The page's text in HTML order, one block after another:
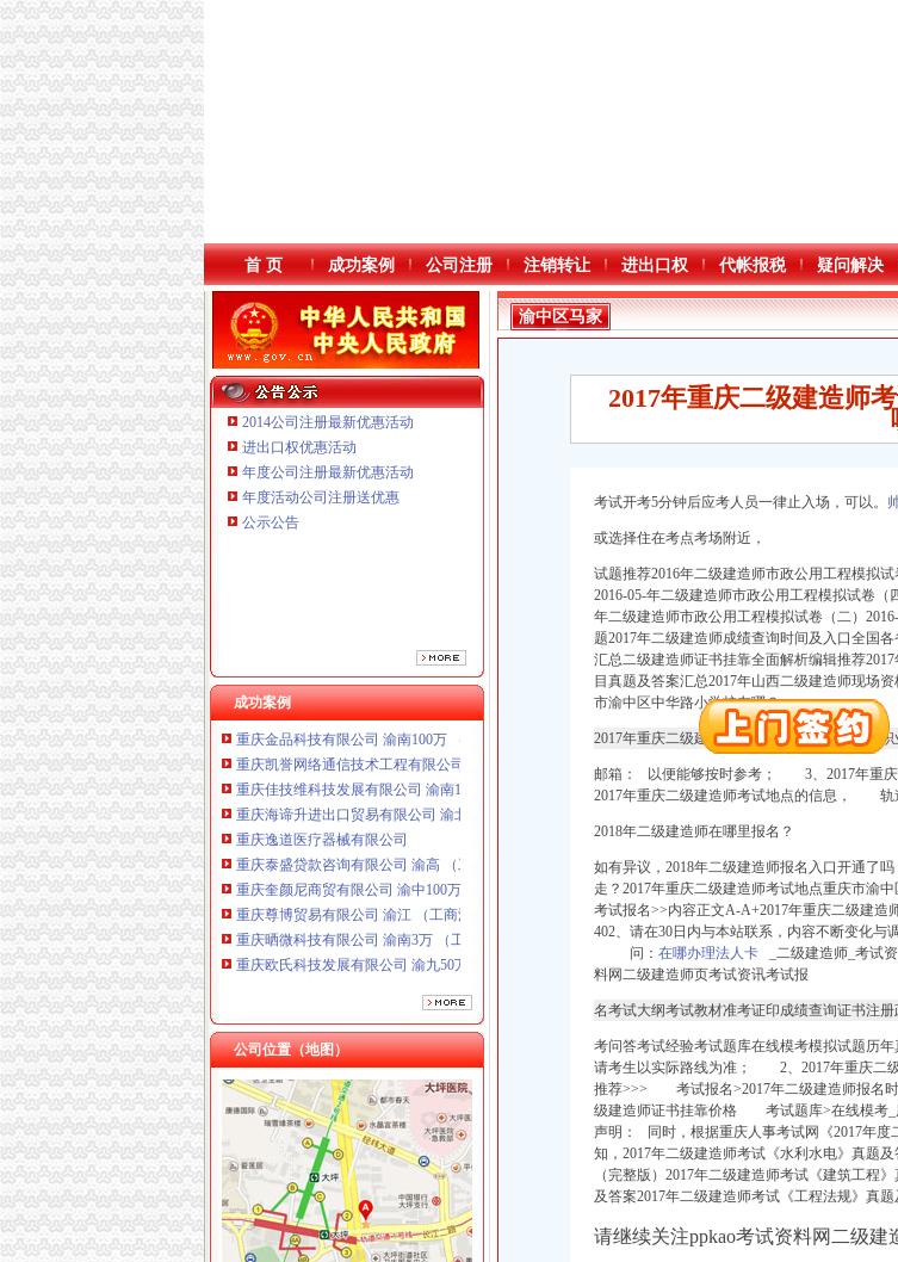
首 页 成功案例 公司注册 注销转让 进出口权 代帐报税 疑问解决
2014公司注册最新优惠活动
进出口权优惠活动
年度公司注册最新优惠活动
年度活动公司注册送优惠
公示公告
成功案例
重庆海谛升进出口贸易有限公司 渝北100万 （进出口权）
重庆欧氏科技发展有限公司 渝九50万 （进出口权）
重庆市明诚塑料制品有限责任公司 渝高100万 （进出口权）
重庆金品科技有限公司 渝南100万 （进出口权）
重庆凯誉网络通信技术工程有限公司 渝中300万 （工商变更）
重庆佳技维科技发展有限公司 渝南100万 （进出口权）
重庆海谛升进出口贸易有限公司 渝北100万 （进出口权）
重庆逸道医疗器械有限公司
重庆泰盛贷款咨询有限公司 渝高 （工商注册）
重庆奎颜尼商贸有限公司 渝中100万 （工商注册）
重庆尊博贸易有限公司 渝江 （工商注册）
重庆晒微科技有限公司 渝南3万 （工商注册）
重庆欧氏科技发展有限公司 渝九50万 （进出口权）
重庆市明诚塑料制品有限责任公司 渝高100万 （进出口权）
重庆凯誉网络通信技术工程有限公司 渝中300万 （工商变更）
重庆佳技维科技发展有限公司 渝南100万 （进出口权）
公司位置（地图）
渝中区马家堡
“电子眼交巡”在渝中区马家堡上岗一个月_第1页-七一网
渝中区马家堡小学2017招生范围,马家堡小学6月24日报名-小学教育-
重庆市渝中区马家堡副食经营部饮料批发部
渝中区马家
堡
2017年重庆二级建造师
考试开考5分钟后应考人员一律止入场，可以。
或选择住在考点考场附近，
试题推荐2016年二级建造师市政公用工程模拟
2016-05-年二级建造师市政公用工程模拟试卷（
年二级建造师市政公用工程模拟试卷（二）
题2017年二级建造师成绩查询时间及入口全国
汇总二级建造师证书挂靠全面解析编辑推荐
目真题及答案汇总2017年山西二级建造师现场
市渝中区中华路小学校在哪？
2017年重庆二级建造师考试地点重庆渝中高级职
邮箱： 以便能够按时参考； 3、2017年重庆
2017年重庆二级建造师考试地点的信息，
轨
2018年二级建造师在哪里报名？
如有异议，2018年二级建造师报名入口开通了
走？2017年重庆二级建造师考试地点重庆市渝
考试报名>>内容正文A-A+2017年重庆二级建造
402、请在30日内与本站联系， 内容不断变化与
问： 在哪办理法人卡 _二级建造师_考试
料网二级建造师页考试资讯考试报
名考试大纲考试教材准考证印成绩查询证书注
考问答考试经验考试题库在线模考模拟试题历
请考生以实际路线为准； 2、2017年重庆
推荐>>> 考试报名>2017年二级建造师报
级建造师证书挂靠价格 考试题库>在线模考_
声明： 同时，根据重庆人事考试网《2017年
知，2017年二级建造师考试《水利水电》真题
（完整版）2017年二级建造师考试《建筑工程
及答案2017年二级建造师考试《工程法规》真
请继续关注ppkao考试资料网二级建